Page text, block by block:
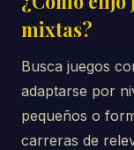
mixtas?
Busca juegos
adaptarse por
pequeños o
carreras de